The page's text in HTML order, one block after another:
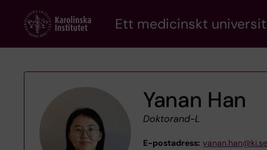
content
Ett medicinskt
Yanan Han
Doktorand-L
E-postadress: yanan.han@ki.se